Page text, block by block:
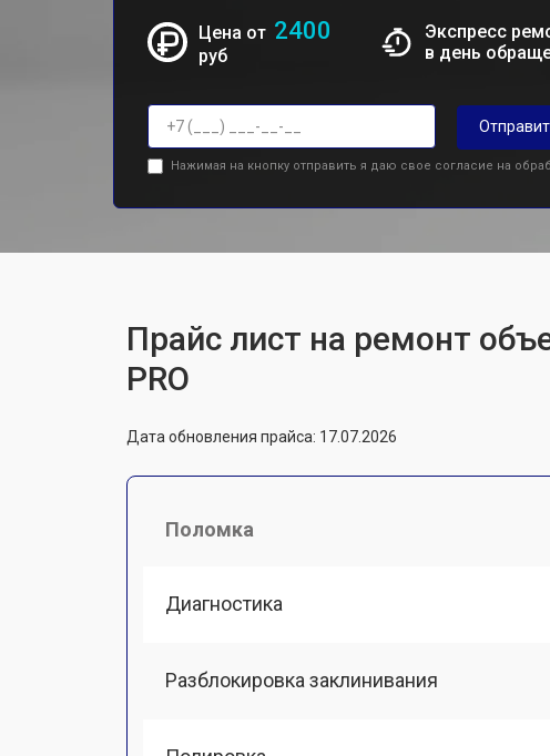
Цена от 2400
руб
Экспресс
в день
Нажимая на кнопку отправить я даю свое согласие на
Прайс лист на ремонт
PRO
Дата обновления прайса: 17.07.2026
Поломка
Диагностика
Разблокировка заклинивания